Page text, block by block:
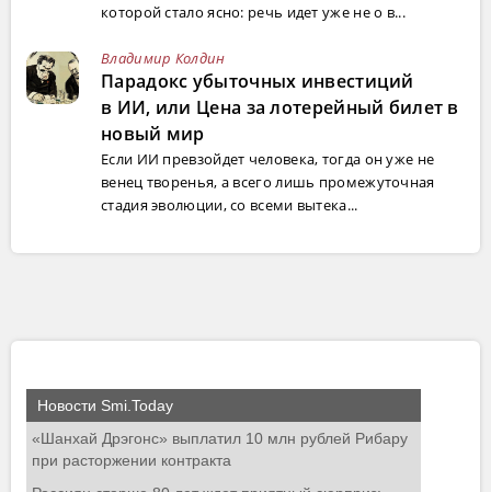
которой стало ясно: речь идет уже не о в...
Владимир Колдин
Парадокс убыточных инвестиций
в ИИ, или Цена за лотерейный билет в
новый мир
Если ИИ превзойдет человека, тогда он уже не
венец творенья, а всего лишь промежуточная
стадия эволюции, со всеми вытека...